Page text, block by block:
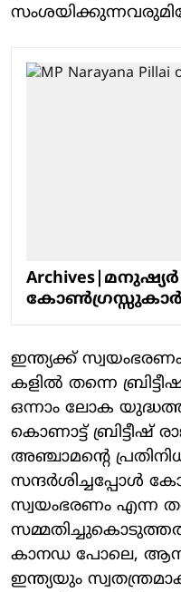
Archives|മനുഷ്യര്‍
ഇന്ത്യക്ക്
കളില്‍ തന്നെ
ഒന്നാം ലോക
കൊണാട്ട് ബ്രിട്ടീഷ്
അഞ്ചാമന്റെ
സന്ദര്‍ശിച്ചപ്പോള്‍
സ്വയംഭരണം എന്ന
കാനഡ പോലെ,
ഇന്ത്യയും